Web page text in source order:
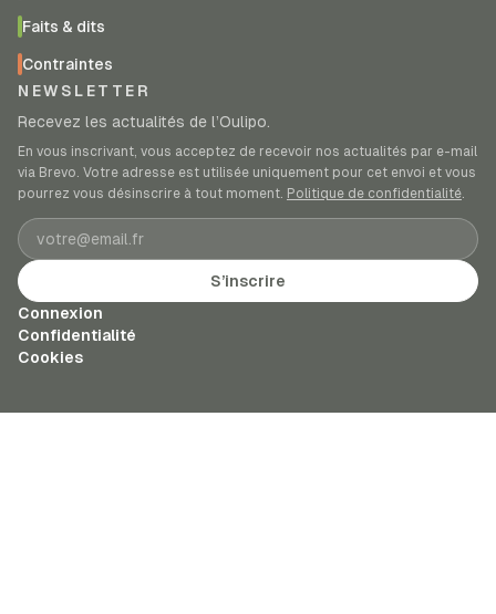
Faits & dits
Contraintes
NEWSLETTER
Recevez les actualités de l’Oulipo.
En vous inscrivant, vous acceptez de recevoir nos actualités par e-mail
via Brevo. Votre adresse est utilisée uniquement pour cet envoi et vous
pourrez vous désinscrire à tout moment. Politique de confidentialité.
Adresse e-mail
S’inscrire
Connexion
Confidentialité
Cookies